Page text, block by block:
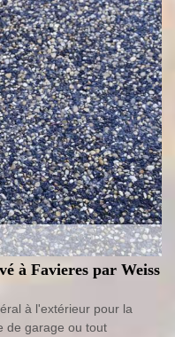
à Favieres par Weiss
à l'extérieur pour la
de garage ou tout